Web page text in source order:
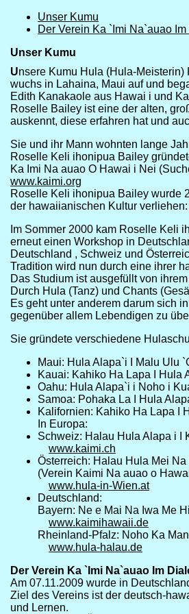
Unser Kumu
Der Verein Ka `Imi Na`auao
Unser Kumu
Unsere Kumu Hula (Hula-
wuchs in Lahaina, Maui auf und
Edith Kanakaole aus Hawai i und
Roselle Bailey ist eine der alten,
auskennt, diese erfahren hat und
Sie und ihr Mann wohnten lange
Roselle Keli ihonipua Bailey
Ka Imi Na auao O Hawai i Nei
www.kaimi.org
Roselle Keli ihonipua Bailey wurde
der hawaiianischen Kultur
Im Sommer 2000 kam Roselle Keli
erneut einen Workshop in
Deutschland , Schweiz und
Tradition wird nun durch eine ihrer
Das Studium ist ausgefüllt von
Durch Hula (Tanz) und Chants
Es geht unter anderem darum sich
gegenüber allem Lebendigen zu
Sie gründete verschiedene
Maui: Hula Alapa`i I Malu Ulu
Kauai: Kahiko Ha Lapa I Hula
Oahu: Hula Alapa`i i Noho i
Samoa: Pohaka La I Hula
Kalifornien: Kahiko Ha Lapa I
In Europa:
Schweiz: Halau Hula Alapa i I
www.kaimi.ch
Österreich: Halau Hula Mei
(Verein Kaimi Na auao o
www.hula-in-Wien.at
Deutschland:
Bayern: Ne e Mai Na Iwa Me
www.kaimihawaii.de
Rheinland-Pfalz: Noho Ka
www.hula-halau.de
Der Verein Ka `Imi Na`auao Im
Am 07.11.2009 wurde in
Ziel des Vereins ist der deutsch-
und Lernen.